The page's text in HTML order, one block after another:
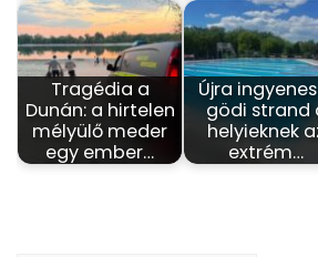
Tragédia a
Dunán: a hirtelen
mélyülő meder
egy ember…
Újra
gödi strand
helyieknek
extrém…